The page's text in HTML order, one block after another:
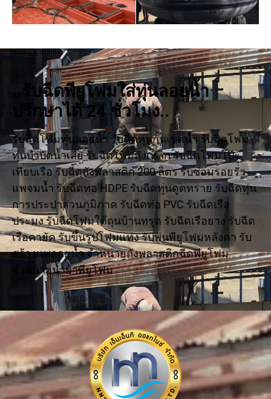
..รับฉีดพียูโฟมใส่ทุ่นลอยน้ำ
ปรึกษาได้ 24 ชั่วโมง..
รับฉีดโฟมทุ่นลอยน้ำ รับฉีดทุ่นกั้นเขตน้ำ รับฉีดโฟม
ทุ่นบำบัดน้ำเสีย รับฉีดโฟมถังเหล็ก รับฉีดโฟมโป๊ะ
เทียบเรือ รับฉีดถังพลาสติก 200 ลิตร รับซ่อมรอยรั่ว
แพจมน้ำ รับฉีดท่อ HDPE รับฉีดทุ่นดูดทราย รับฉีดทุ่น
การประปาส่วนภูมิภาค รับฉีดท่อ PVC รับฉีดเรือ
ประมง รับฉีดโฟมใต้ถุนบ้านทรุด รับฉีดเรือยาง รับฉีด
เรือคายัค รับขึ้นรูปโฟมแท่ง รับพ่นพียูโฟมหลังคา รับ
สร้างแพลอยน้ำ จำหน่ายถังพลาสติกฉีดพียูโฟม
จำหน่ายน้ำยาพียูโฟม